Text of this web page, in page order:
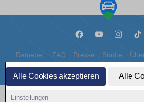
Alle Cookies akzeptieren Alle
Einstellungen
Ratgeber FAQ Presse Städte
Datenschutz Cookies
Copyright © 2000 - 2026 | 1A Infosysteme GmbH |